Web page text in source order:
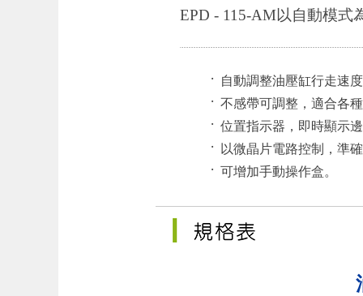
EPD - 115-AM以自動模式
‧
自動調整油壓缸行走速
‧ 不感帶可調整，適合各
‧ 位置指示器，即時顯示
‧
以微晶片電路控制，準
‧ 可增加手動操作盒。